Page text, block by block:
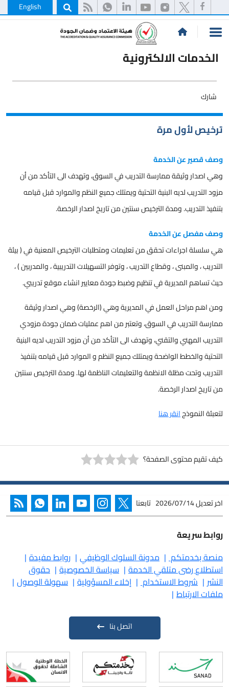
English
الخدمات الالكترونية
شارك
ترخيص لأول مرة
وصف قصير عن الخدمة
وهي اصدار وثيقة ممارسة التدريب في السوق، وتهدف الى التأكد من أن
مزود التدريب لديه البنية التحتية ويمتلك جميع النظم والموارد قبل قيامه
بتنفيذ التدريب. ومدة الترخيص سنتين من تاريخ اصدار الرخصة.
وصف مفصل عن الخدمة
هي سلسلة اجراءات تحقق من تعليمات ومتطلبات الترخيص المعنية في ( بيئة
التدريب ، والمبنى ، وقطاع التدريب ، وتوفر التسهيلات التدريبية ، والمدربين ) ،
حيث تساهم المديرية في تنظيم وضبط جودة معايير انشاء موقع تدريبي.
ومن اهم مراحل العمل في المديرية وهي (الرخصة) وهي اصدار وثيقة
ممارسة التدريب في السوق، وتعتبر من اهم عمليات ضمان جودة مزودي
التدريب المهني والتقني، وتهدف الى التأكد من أن مزود التدريب لديه البنية
التحتية والخطط الواضحة ويمتلك جميع النظم و الموارد قبل قيامه بتنفيذ
التدريب وتحت مظلة الانظمة والتعليمات الناظمة لها. ومدة الترخيص سنتين
من تاريخ اصدار الرخصة.
لتعبئة النموذجانقر هنا
كيف تقيم محتوى الصفحة؟
اخر تعديل2026/07/14 تابعنا
روابط سريعة
منصة بخدمتكم مدونة السلوك الوظيفي
روابط مفيدة
استطلاع رضى متلقي الخدمة سياسة الخصوصية حقوق
النشر شروط الاستخدام إخلاء المسؤولية سهولة الوصول
ملفات الارتباط
اتصل بنا